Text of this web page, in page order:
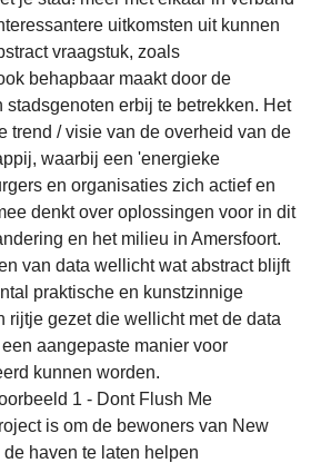
uitkomsten uit kunnen
vraagstuk, zoals
behapbaar maakt door de
stadsgenoten erbij te betrekken. Het
trend / visie van de overheid van de
waarbij een 'energieke
en organisaties zich actief en
denkt over oplossingen voor in dit
en het milieu in Amersfoort.
van data wellicht wat abstract blijft
praktische en kunstzinnige
rijtje gezet die wellicht met de data
aangepaste manier voor
kunnen worden.
1 - Dont Flush Me
is om de bewoners van New
haven te laten helpen